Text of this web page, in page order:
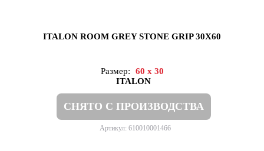
ITALON ROOM GREY STONE GRIP 30X60
Размер:
60 x 30
ITALON
СНЯТО С ПРОИЗВОДСТВА
Артикул: 610010001466